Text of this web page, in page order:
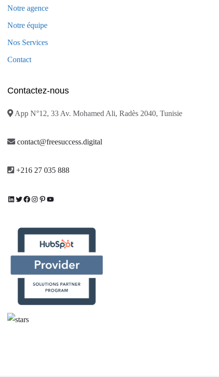
Notre agence
Notre équipe
Nos Services
Contact
Contactez-nous
App N°12, 33 Av. Mohamed Ali, Radès 2040, Tunisie
contact@freesuccess.digital
+216 27 035 888